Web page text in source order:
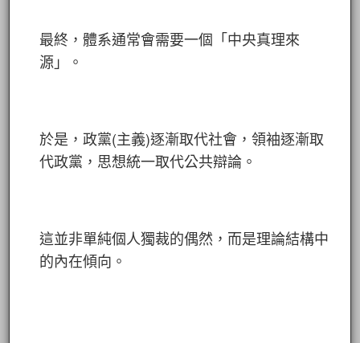
最終，體系通常會需要一個「中央真理來
源」。
於是，政黨(主義)逐漸取代社會，領袖逐漸取
代政黨，思想統一取代公共辯論。
這並非單純個人獨裁的偶然，而是理論結構中
的內在傾向。